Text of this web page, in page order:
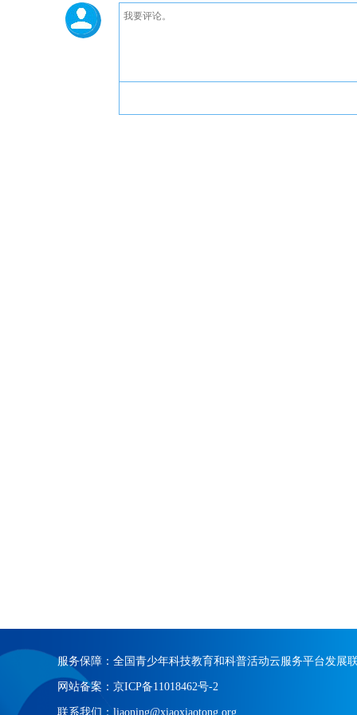
服务保障：全国青少年科技教育和科普活动云服务平台发展
网站备案：京ICP备11018462号-2
联系我们：liaoning@xiaoxiaotong.org